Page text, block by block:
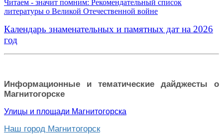
Читаем - значит помним: Рекомендательный список
литературы о Великой Отечественной войне
Календарь знаменательных и памятных дат на 2026
год
Информационные и тематические дайджесты о
Магнитогорске
Улицы и площади Магнитогорска
Наш город Магнитогорск